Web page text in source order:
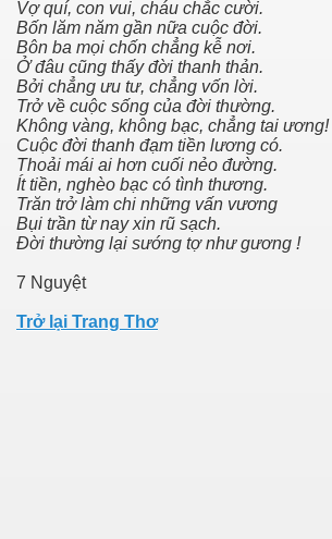
Vợ quí, con vui, cháu chắc
Bốn lăm năm gần nữa cuộc
Bôn ba mọi chốn chẳng kễ nơi.
Ở đâu cũng thấy đời thanh thản.
Bởi chẳng ưu tư, chẳng vốn lời.
Trở về cuộc sống của đời thường.
Không vàng, không bạc, chẳng tai ương!
Cuộc đời thanh đạm tiền lương có.
Thoải mái ai hơn cuối nẻo đường.
Ít tiền, nghèo bạc có tình thương.
Trăn trở làm chi những vấn vương
Bụi trần từ nay xin rũ sạch.
Đời thường lại sướng tợ như gương !
7 Nguyệt
Trở lại Trang Thơ